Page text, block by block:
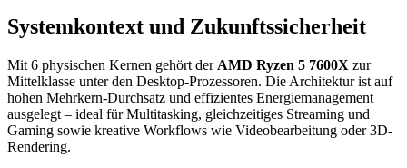
Systemkontext und Zukunftssicherheit
Mit 6 physischen Kernen gehört der AMD Ryzen 5 7600X zur
Mittelklasse unter den Desktop-Prozessoren. Die Architektur ist auf
hohen Mehrkern-Durchsatz und effizientes Energiemanagement
ausgelegt – ideal für Multitasking, gleichzeitiges Streaming und
Gaming sowie kreative Workflows wie Videobearbeitung oder 3D-
Rendering.